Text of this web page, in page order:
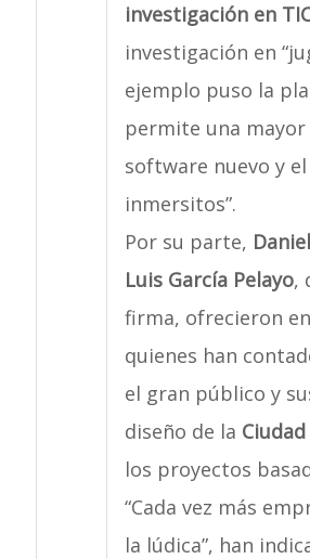
investigación en
investigación en
ejemplo puso la
permite una
software nuevo y
inmersitos”.
Por su parte,
Luis García Pelayo,
firma, ofrecieron
quienes han
el gran público y
diseño de la
los proyectos
“Cada vez más
la lúdica”, han